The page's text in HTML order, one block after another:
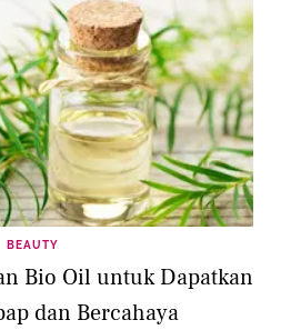
BEAUTY
Bio Oil untuk Dapatkan
dan Bercahaya